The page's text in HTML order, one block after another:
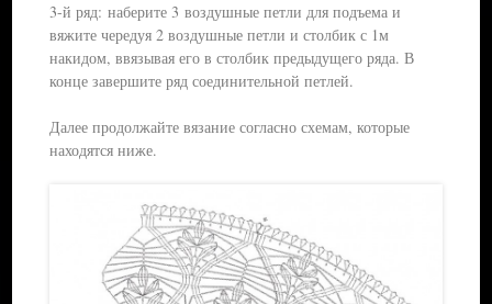
3-й ряд: наберите 3 воздушные петли для подъема и
вяжите чередуя 2 воздушные петли и столбик с 1м
накидом, ввязывая его в столбик предыдущего ряда. В
конце завершите ряд соединительной петлей.
Далее продолжайте вязание согласно схемам, которые
находятся ниже.